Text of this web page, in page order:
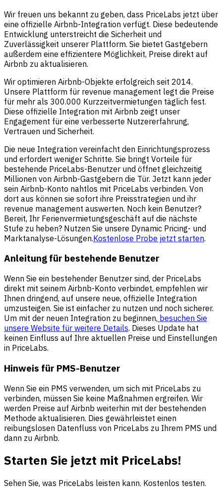
Wir freuen uns bekannt zu geben, dass PriceLabs jetzt über
eine offizielle Airbnb-Integration verfügt. Diese bedeutende
Entwicklung unterstreicht die Sicherheit und
Zuverlässigkeit unserer Plattform. Sie bietet Gastgebern
außerdem eine effizientere Möglichkeit, Preise direkt auf
Airbnb zu aktualisieren.
Wir optimieren Airbnb-Objekte erfolgreich seit 2014.
Unsere Plattform für revenue management legt die Preise
für mehr als 300.000 Kurzzeitvermietungen täglich fest.
Diese offizielle Integration mit Airbnb zeigt unser
Engagement für eine verbesserte Nutzererfahrung,
Vertrauen und Sicherheit.
Die neue Integration vereinfacht den Einrichtungsprozess
und erfordert weniger Schritte. Sie bringt Vorteile für
bestehende PriceLabs-Benutzer und öffnet gleichzeitig
Millionen von Airbnb-Gastgebern die Tür. Jetzt kann jeder
sein Airbnb-Konto nahtlos mit PriceLabs verbinden. Von
dort aus können sie sofort ihre Preisstrategien und ihr
revenue management auswerten. Noch kein Benutzer?
Bereit, Ihr Ferienvermietungsgeschäft auf die nächste
Stufe zu heben? Nutzen Sie unsere Dynamic Pricing- und
Marktanalyse-Lösungen.Kostenlose Probe jetzt starten.
Anleitung für bestehende Benutzer
Wenn Sie ein bestehender Benutzer sind, der PriceLabs
direkt mit seinem Airbnb-Konto verbindet, empfehlen wir
Ihnen dringend, auf unsere neue, offizielle Integration
umzusteigen. Sie ist einfacher zu nutzen und noch sicherer.
Um mit der neuen Integration zu beginnen, besuchen Sie
unsere Website für weitere Details. Dieses Update hat
keinen Einfluss auf Ihre aktuellen Preise und Einstellungen
in PriceLabs.
Hinweis für PMS-Benutzer
Wenn Sie ein PMS verwenden, um sich mit PriceLabs zu
verbinden, müssen Sie keine Maßnahmen ergreifen. Wir
werden Preise auf Airbnb weiterhin mit der bestehenden
Methode aktualisieren. Dies gewährleistet einen
reibungslosen Datenfluss von PriceLabs zu Ihrem PMS und
dann zu Airbnb.
Starten Sie jetzt mit PriceLabs!
Sehen Sie, was PriceLabs leisten kann. Kostenlos testen.